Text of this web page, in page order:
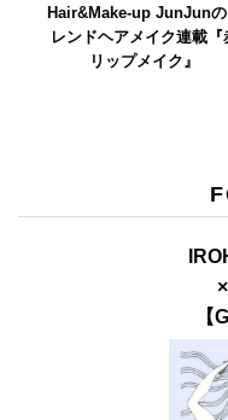
Hair&Make-up JunJunの
レンドヘアメイク連載『
リップメイク』
【